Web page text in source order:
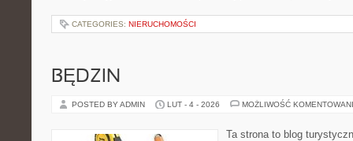
CATEGORIES: NIERUCHOMOŚCI
BĘDZIN
POSTED BY ADMIN LUT - 4 - 2026 MOŻLIWOŚĆ
Ta strona to blog